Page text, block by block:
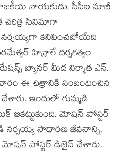
నాయకుడు, సీపీఐ మాజీ
చరిత్ర సినిమాగా
క‌నిపించ‌బోయేది
హివ్రాలే దర్శకత్వం
బ్యానర్ మీద నిర్మాత ఎన్.
ఈ చిత్రానికి సంబంధించిన
ఇందులో గుమ్మడి
ఆక‌ట్టుకుంది. మోష‌న్ పోస్ట‌ర్
న‌ర్స‌య్య సాధార‌ణ జీవనాన్ని,
మోష‌న్ పోస్ట‌ర్ డిజైన్ చేశారు.